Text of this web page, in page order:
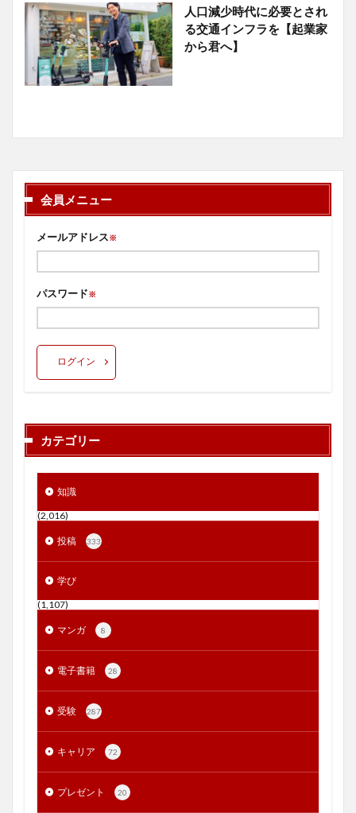
人口減少時代に必要とされ
る交通インフラを【起業家
から君へ】
会員メニュー
メールアドレス※
パスワード※
ログイン
カテゴリー
知識
(2,016)
投稿 333
学び
(1,107)
マンガ 8
電子書籍 28
受験 287
キャリア 72
プレゼント 20